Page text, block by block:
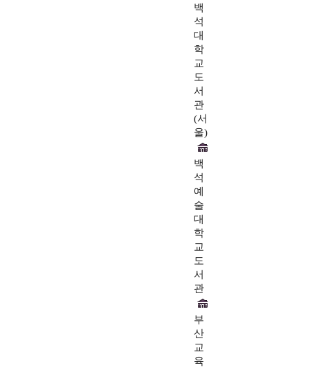
백
석
대
학
교
도
서
관
(서
울)
백
석
예
술
대
학
교
도
서
관
부
산
교
육